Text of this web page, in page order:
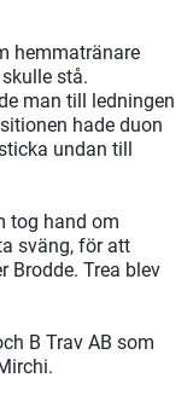
hemmatränare
stå.
man till ledningen
hade duon
undan till
tog hand om
sväng, för att
Brodde. Trea blev
B Trav AB som